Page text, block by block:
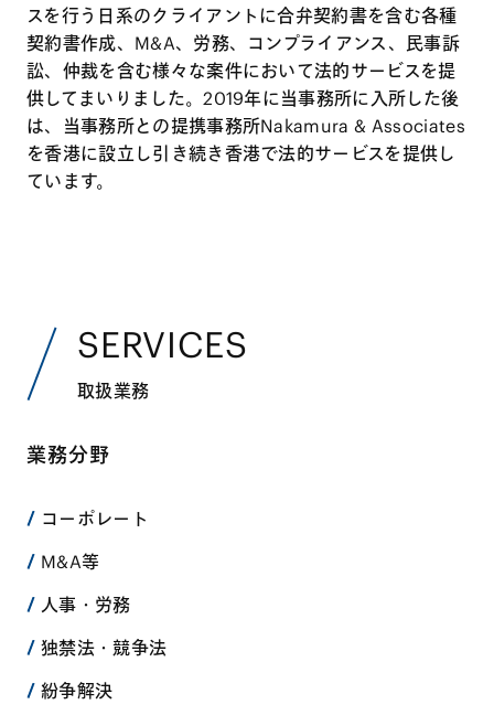
スを行う日系のクライアントに合弁契約書を含む各種
契約書作成、M&A、労務、コンプライアンス、民事訴
訟、仲裁を含む様々な案件において法的サービスを提
供してまいりました。2019年に当事務所に入所した後
は、当事務所との提携事務所Nakamura & Associates
を香港に設立し引き続き香港で法的サービスを提供し
ています。
SERVICES
取扱業務
業務分野
コーポレート
M&A等
人事・労務
独禁法・競争法
紛争解決